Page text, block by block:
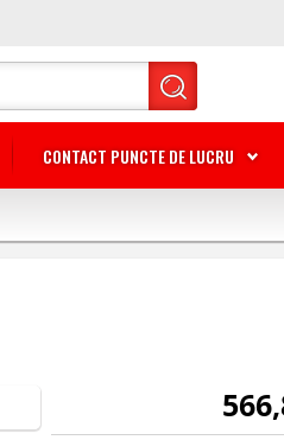
CONTACT PUNCTE DE LUCRU